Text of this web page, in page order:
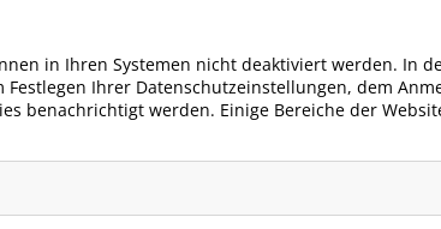
in Ihren Systemen nicht deaktiviert werden. In
Ihrer Datenschutzeinstellungen, dem
benachrichtigt werden. Einige Bereiche der